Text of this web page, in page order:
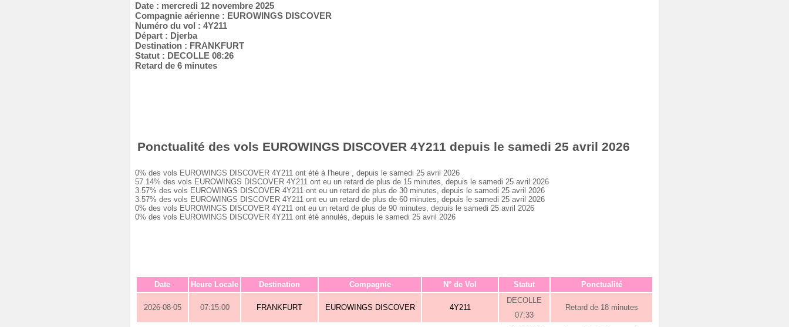
Date : mercredi 12 novembre 2025
Compagnie aérienne : EUROWINGS DISCOVER
Numéro du vol : 4Y211
Départ : Djerba
Destination : FRANKFURT
Statut : DECOLLE 08:26
Retard de 6 minutes
Ponctualité des vols EUROWINGS DISCOVER 4Y211 depuis le samedi 25 avril 2026
0% des vols EUROWINGS DISCOVER 4Y211 ont été à l'heure , depuis le samedi 25 avril 2026
57.14% des vols EUROWINGS DISCOVER 4Y211 ont eu un retard de plus de 15 minutes, depuis le samedi 25 avril 2026
3.57% des vols EUROWINGS DISCOVER 4Y211 ont eu un retard de plus de 30 minutes, depuis le samedi 25 avril 2026
3.57% des vols EUROWINGS DISCOVER 4Y211 ont eu un retard de plus de 60 minutes, depuis le samedi 25 avril 2026
0% des vols EUROWINGS DISCOVER 4Y211 ont eu un retard de plus de 90 minutes, depuis le samedi 25 avril 2026
0% des vols EUROWINGS DISCOVER 4Y211 ont été annulés, depuis le samedi 25 avril 2026
Date Heure Locale Destination Compagnie N° de Vol Statut Ponctualité
2026-08-05 07:15:00 FRANKFURT EUROWINGS DISCOVER 4Y211
DECOLLE
07:33
Retard de 18 minutes